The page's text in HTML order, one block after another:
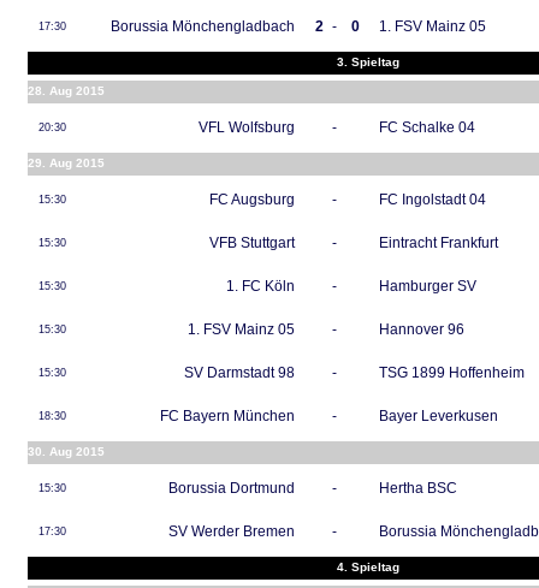
17:30 Borussia Mönchengladbach 2 - 0 1. FSV Mainz 05
3. Spieltag
28. Aug 2015
20:30 VFL Wolfsburg - FC Schalke 04
29. Aug 2015
15:30 FC Augsburg - FC Ingolstadt 04
15:30 VFB Stuttgart - Eintracht Frankfurt
15:30 1. FC Köln - Hamburger SV
15:30 1. FSV Mainz 05 - Hannover 96
15:30 SV Darmstadt 98 - TSG 1899 Hoffenheim
18:30 FC Bayern München - Bayer Leverkusen
30. Aug 2015
15:30 Borussia Dortmund - Hertha BSC
17:30 SV Werder Bremen - Borussia
4. Spieltag